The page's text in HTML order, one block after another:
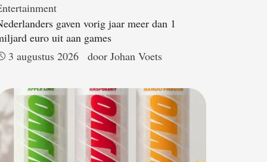
gaven vorig jaar meer dan 1
euro uit aan games
3 augustus 2026
door Johan Voets